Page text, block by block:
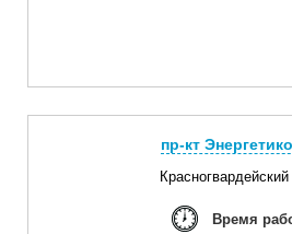
пр-кт
Время